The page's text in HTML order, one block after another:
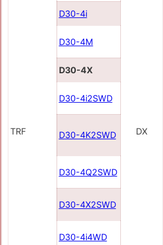
TRF DX
D30-4i
D30-4M
D30-4X
D30-4i2SWD
D30-4K2SWD
D30-4Q2SWD
D30-4X2SWD
D30-4i4WD